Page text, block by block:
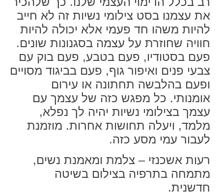
את עצמנו בסט צילומי נשיות זה לא חייב
להיות משהו חד פעמי אלא יכולה להיות
חוויה שחוזרת על עצמה בסגנונות שונים.
פעם בסטודיו, פעם בטבע, פעם בוק עם
צבעי פנים ואיפור גוף, פעם בביגוד מסויים
ופעם בהלבשה תחתונה או עירום
אומנותי. כל מפגש כזה של עצמך עם
עצמך בצילומי נשיות יהיה לך נפלא,
מלמד, ויעלה תחושות אחרות. מוזמנת
לעבור עמי מסע כזה.
רעות אשכנזי – צלמת ומאמנת נשים,
מתמחה בתרפיה בצילום בשיטה
חדשנית.